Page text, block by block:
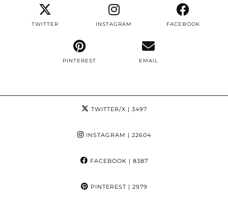
TWITTER INSTAGRAM FACEBOOK
PINTEREST EMAIL
TWITTER/X | 3497
INSTAGRAM | 22604
FACEBOOK | 8387
PINTEREST| 2979